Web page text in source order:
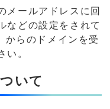
メールアドレスに回
などの設定をされて
らのドメインを受
い。
いて